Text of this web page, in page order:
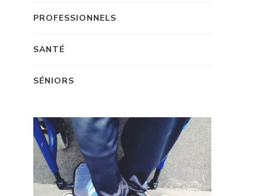
PROFESSIONNELS
SANTÉ
SÉNIORS